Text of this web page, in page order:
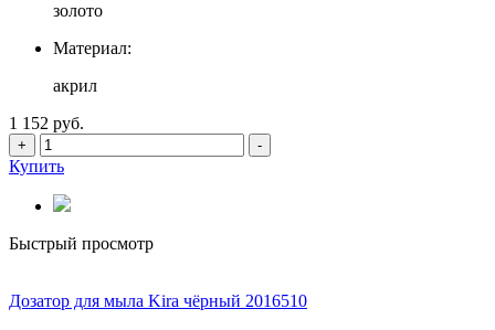
золото
Материал:
акрил
1 152 руб.
+ -
Купить
Быстрый просмотр
Дозатор для мыла Kira чёрный 2016510